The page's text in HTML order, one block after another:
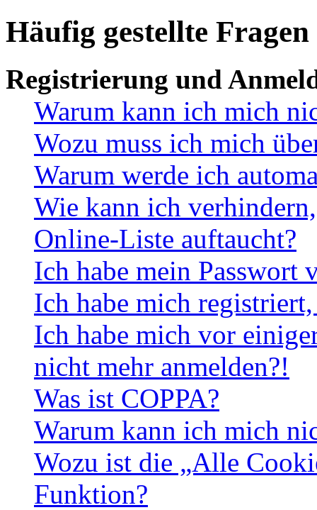
Häufig gestellte Fragen
Registrierung und
Warum kann ich mich
Wozu muss ich mich
Warum werde ich
Wie kann ich
Online-Liste auftaucht?
Ich habe mein Passwort
Ich habe mich
Ich habe mich vor
nicht mehr anmelden?!
Was ist COPPA?
Warum kann ich mich
Wozu ist die „Alle
Funktion?